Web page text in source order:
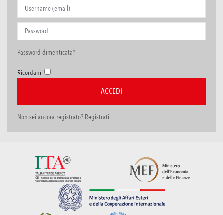
Password dimenticata?
Ricordami
Non sei ancora registrato? Registrati